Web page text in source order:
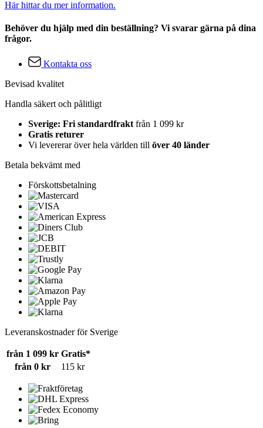
Här hittar du mer information.
Behöver du hjälp med din beställning? Vi svarar gärna på dina
frågor.
Kontakta oss
Bevisad kvalitet
Handla säkert och pålitligt
Sverige: Fri standardfrakt från 1 099 kr
Gratis returer
Vi levererar över hela världen till över 40 länder
Betala bekvämt med
Förskottsbetalning
Leveranskostnader för Sverige
från 1 099 kr Gratis*
från 0 kr
115 kr